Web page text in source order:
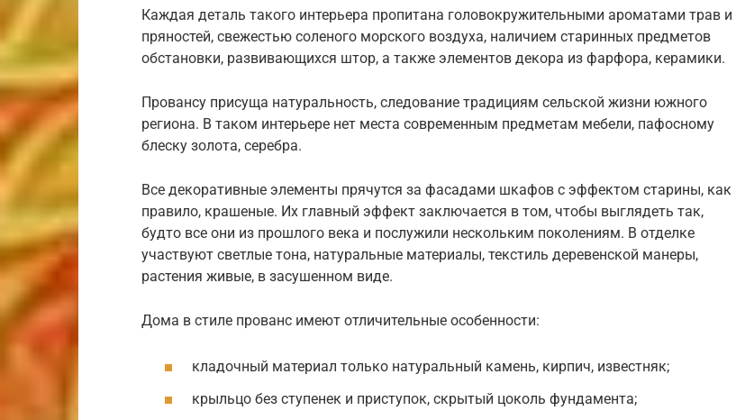
Каждая деталь такого интерьера пропитана головокружительными ароматами трав и
пряностей, свежестью соленого морского воздуха, наличием старинных предметов
обстановки, развивающихся штор, а также элементов декора из фарфора, керамики.
Провансу присуща натуральность, следование традициям сельской жизни южного
региона. В таком интерьере нет места современным предметам мебели, пафосному
блеску золота, серебра.
Все декоративные элементы прячутся за фасадами шкафов с эффектом старины, как
правило, крашеные. Их главный эффект заключается в том, чтобы выглядеть так,
будто все они из прошлого века и послужили нескольким поколениям. В отделке
участвуют светлые тона, натуральные материалы, текстиль деревенской манеры,
растения живые, в засушенном виде.
Дома в стиле прованс имеют отличительные особенности:
кладочный материал только натуральный камень, кирпич, известняк;
крыльцо без ступенек и приступок, скрытый цоколь фундамента;